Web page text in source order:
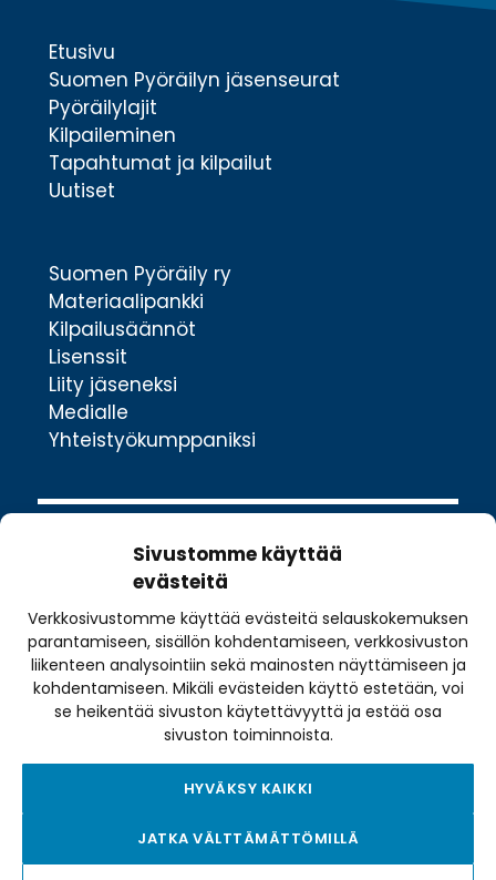
Sivustomme käyttää
evästeitä
Verkkosivustomme käyttää evästeitä selauskokemuksen
parantamiseen, sisällön kohdentamiseen, verkkosivuston
liikenteen analysointiin sekä mainosten näyttämiseen ja
kohdentamiseen. Mikäli evästeiden käyttö estetään, voi
se heikentää sivuston käytettävyyttä ja estää osa
sivuston toiminnoista.
HYVÄKSY KAIKKI
JATKA VÄLTTÄMÄTTÖMILLÄ
Etusivu
Suomen Pyöräilyn jäsenseurat
Pyöräilylajit
Kilpaileminen
Tapahtumat ja kilpailut
Uutiset
Suomen Pyöräily ry
Materiaalipankki
Kilpailusäännöt
Lisenssit
Liity jäseneksi
Medialle
Yhteistyökumppaniksi
Valimotie 10
00380 Helsinki
toimisto@pyoraily.fi
+358 50 516 9590
Tietosuojaseloste